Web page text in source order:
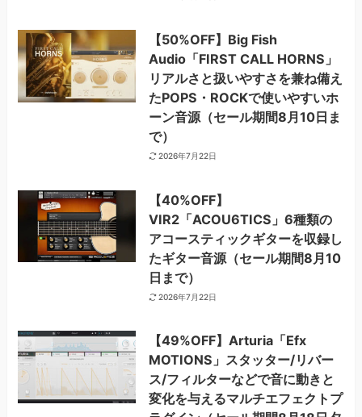
【50%OFF】Big Fish
Audio「FIRST CALL HORNS」
リアルさと扱いやすさを兼ね備え
たPOPS・ROCKで使いやすいホ
ーン音源（セール期間8月10日ま
で）
2026年7月22日
【40%OFF】
VIR2「ACOU6TICS」6種類の
アコースティックギターを収録し
たギター音源（セール期間8月10
日まで）
2026年7月22日
【49%OFF】Arturia「Efx
MOTIONS」スタッター/リバー
ス/フィルターなどで音に動きと
変化を与えるマルチエフェクトプ